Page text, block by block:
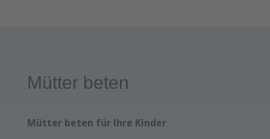
Mütter beten
Mütter beten für Ihre Kinder